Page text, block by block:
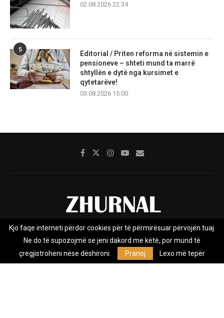
02.08.2026 22:34
5
Editorial / Priten reforma në sistemin e
pensioneve – shteti mund ta marrë
shtyllën e dytë nga kursimet e
qytetarëve!
03.08.2026 15:00
Rreth nesh Impresumi Marketing
Privacy Policy
Zhurnal.mk është Agjenci e Lajmeve e pavarur, e themeluar në vitin
Kjo faqe interneti përdor cookies për të përmirësuar përvojën tuaj.
Ne do të supozojmë se jeni dakord me këtë, por mund të
çregjistroheni nëse dëshironi.
Pranoj Lexo më tepër